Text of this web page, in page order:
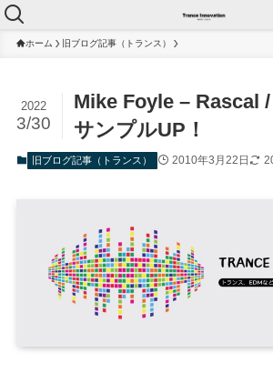
ホーム 旧ブログ記事（トランス）
Mike Foyle – Rascal
サンプルUP！
2022
3/30
旧ブログ記事（トランス） 2010年3月22日